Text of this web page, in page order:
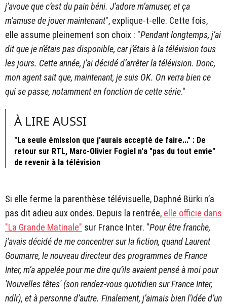
j’avoue que c’est du pain béni. J’adore m’amuser, et ça
m’amuse de jouer maintenant", explique-t-elle. Cette fois,
elle assume pleinement son choix : "Pendant longtemps, j’ai
dit que je n’étais pas disponible, car j’étais à la télévision tous
les jours. Cette année, j’ai décidé d’arrêter la télévision. Donc,
mon agent sait que, maintenant, je suis OK. On verra bien ce
qui se passe, notamment en fonction de cette série."
À LIRE AUSSI
"La seule émission que j'aurais accepté de faire..." : De
retour sur RTL, Marc-Olivier Fogiel n'a "pas du tout envie"
de revenir à la télévision
Si elle ferme la parenthèse télévisuelle, Daphné Bürki n’a
pas dit adieu aux ondes. Depuis la rentrée, elle officie dans
"La Grande Matinale" sur France Inter. "Pour être franche,
j’avais décidé de me concentrer sur la fiction, quand Laurent
Goumarre, le nouveau directeur des programmes de France
Inter, m’a appelée pour me dire qu’ils avaient pensé à moi pour
'Nouvelles têtes' (son rendez-vous quotidien sur France Inter,
ndlr), et à personne d’autre. Finalement, j’aimais bien l’idée d’un